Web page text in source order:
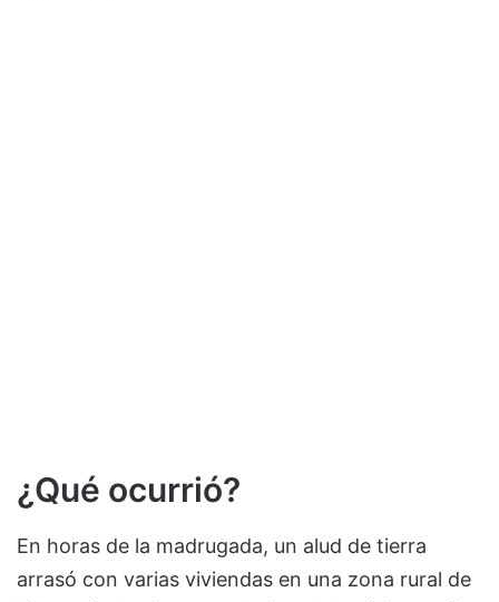
¿Qué ocurrió?
En horas de la madrugada, un alud de tierra
arrasó con varias viviendas en una zona rural de